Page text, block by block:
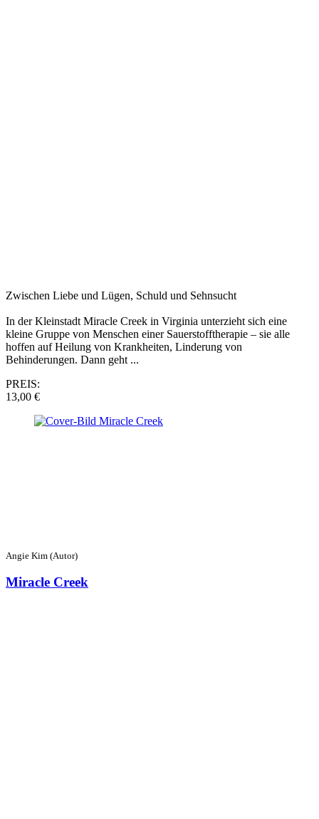
Zwischen Liebe und Lügen, Schuld und Sehnsucht
In der Kleinstadt Miracle Creek in Virginia unterzieht sich eine
kleine Gruppe von Menschen einer Sauerstofftherapie – sie alle
hoffen auf Heilung von Krankheiten, Linderung von
Behinderungen. Dann geht ...
PREIS:
13,00 €
Angie Kim (Autor)
Miracle Creek